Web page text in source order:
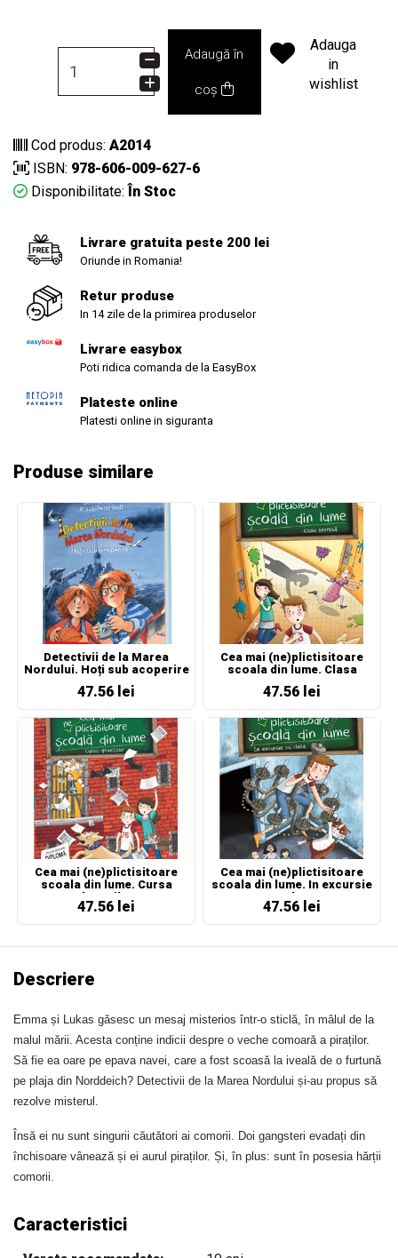
Adaugă în
coș
Adauga
in
wishlist
Cod produs: A2014
ISBN: 978-606-009-627-6
Disponibilitate: În Stoc
Livrare gratuita peste 200 lei
Oriunde in Romania!
Retur produse
In 14 zile de la primirea produselor
Livrare easybox
Poti ridica comanda de la EasyBox
Plateste online
Platesti online in siguranta
Produse similare
Detectivii de la Marea
Nordului. Hoți sub acoperire
47.56 lei
Cea mai (ne)plictisitoare
scoala din lume. Clasa
47.56 lei
Cea mai (ne)plictisitoare
scoala din lume. Cursa
dovezilor
47.56 lei
Cea mai (ne)plictisitoare
scoala din lume. In excursie
cu clasa
47.56 lei
Descriere
Emma și Lukas găsesc un mesaj misterios într-o sticlă, în mâlul de la
malul mării. Acesta conține indicii despre o veche comoară a piraților.
Să fie ea oare pe epava navei, care a fost scoasă la iveală de o furtună
pe plaja din Norddeich? Detectivii de la Marea Nordului și-au propus să
rezolve misterul.
Însă ei nu sunt singurii căutători ai comorii. Doi gangsteri evadați din
închisoare vânează și ei aurul piraților. Și, în plus: sunt în posesia hărții
comorii.
Caracteristici